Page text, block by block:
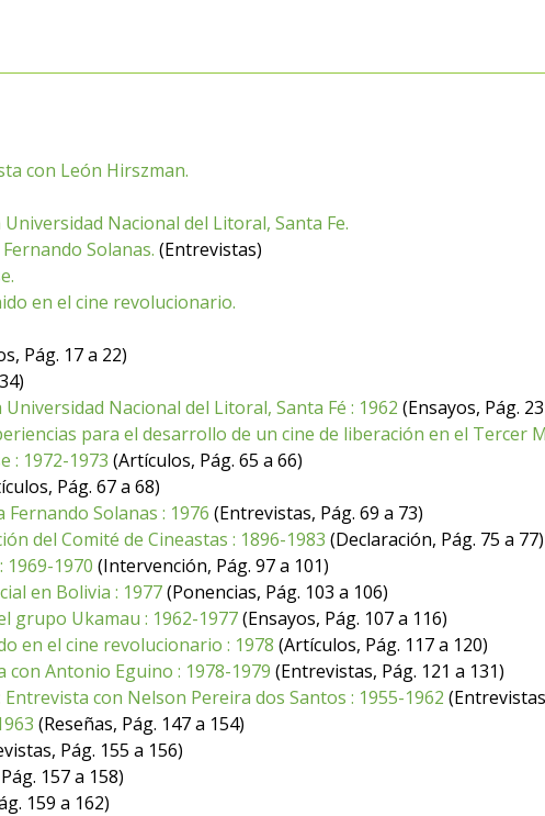
con León Hirszman.
Nacional del Litoral, Santa Fe.
Solanas. (Entrevistas)
en el cine revolucionario.
Pág. 17 a 22)
Nacional del Litoral, Santa Fé : 1962 (Ensayos, Pág.
para el desarrollo de un cine de liberación en el Tercer
: 1972-1973 (Artículos, Pág. 65 a 66)
Pág. 67 a 68)
Solanas : 1976 (Entrevistas, Pág. 69 a 73)
del Comité de Cineastas : 1896-1983 (Declaración, Pág. 75 a 77)
1970 (Intervención, Pág. 97 a 101)
en Bolivia : 1977(Ponencias, Pág. 103 a 106)
grupo Ukamau : 1962-1977(Ensayos, Pág. 107 a 116)
en el cine revolucionario : 1978 (Artículos, Pág. 117 a 120)
Antonio Eguino : 1978-1979 (Entrevistas, Pág. 121 a 131)
con Nelson Pereira dos Santos : 1955-1962
(Reseñas, Pág. 147 a 154)
Pág. 155 a 156)
157 a 158)
159 a 162)